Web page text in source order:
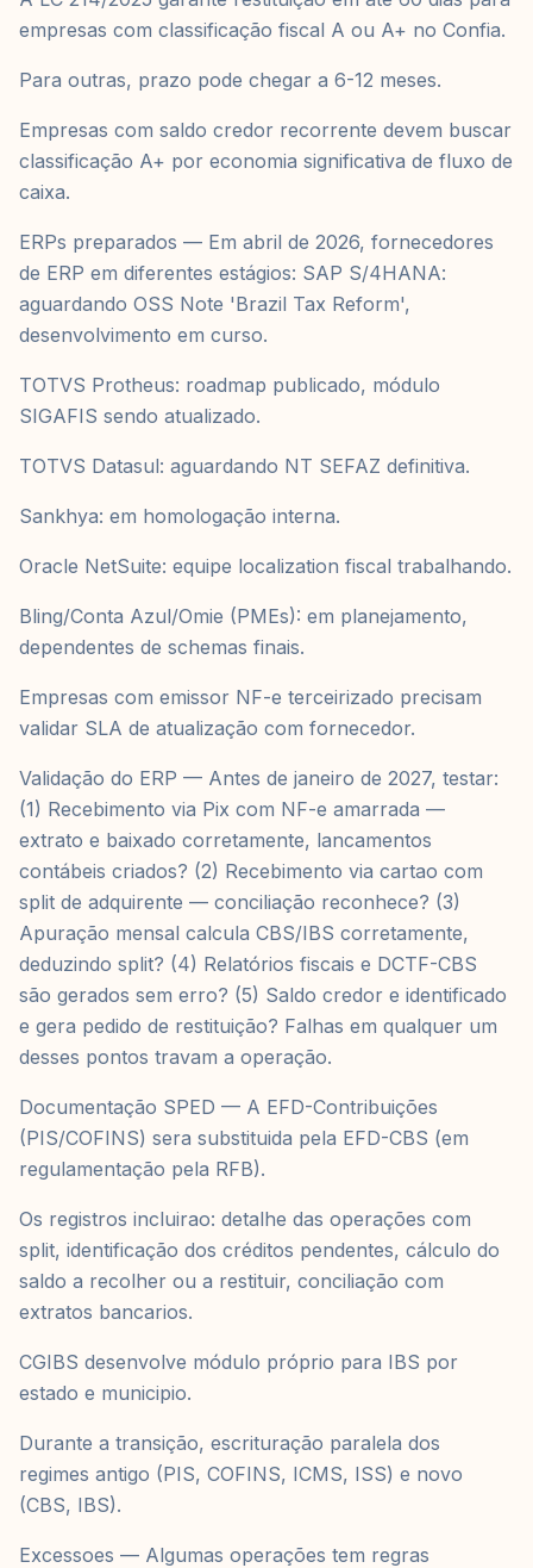
empresas com classificação fiscal A ou A+ no Confia.
Para outras, prazo pode chegar a 6-12 meses.
Empresas com saldo credor recorrente devem buscar
classificação A+ por economia significativa de fluxo de
caixa.
ERPs preparados — Em abril de 2026, fornecedores
de ERP em diferentes estágios: SAP S/4HANA:
aguardando OSS Note 'Brazil Tax Reform',
desenvolvimento em curso.
TOTVS Protheus: roadmap publicado, módulo
SIGAFIS sendo atualizado.
TOTVS Datasul: aguardando NT SEFAZ definitiva.
Sankhya: em homologação interna.
Oracle NetSuite: equipe localization fiscal trabalhando.
Bling/Conta Azul/Omie (PMEs): em planejamento,
dependentes de schemas finais.
Empresas com emissor NF-e terceirizado precisam
validar SLA de atualização com fornecedor.
Validação do ERP — Antes de janeiro de 2027, testar:
(1) Recebimento via Pix com NF-e amarrada —
extrato e baixado corretamente, lancamentos
contábeis criados? (2) Recebimento via cartao com
split de adquirente — conciliação reconhece? (3)
Apuração mensal calcula CBS/IBS corretamente,
deduzindo split? (4) Relatórios fiscais e DCTF-CBS
são gerados sem erro? (5) Saldo credor e identificado
e gera pedido de restituição? Falhas em qualquer um
desses pontos travam a operação.
Documentação SPED — A EFD-Contribuições
(PIS/COFINS) sera substituida pela EFD-CBS (em
regulamentação pela RFB).
Os registros incluirao: detalhe das operações com
split, identificação dos créditos pendentes, cálculo do
saldo a recolher ou a restituir, conciliação com
extratos bancarios.
CGIBS desenvolve módulo próprio para IBS por
estado e municipio.
Durante a transição, escrituração paralela dos
regimes antigo (PIS, COFINS, ICMS, ISS) e novo
(CBS, IBS).
Excessoes — Algumas operações tem regras